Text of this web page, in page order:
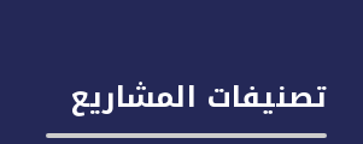
المشاريع